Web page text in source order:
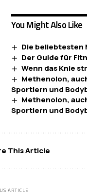
You Might Also Like
Die beliebtesten
Der Guide für
Wenn das Knie
Methenolon,
Sportlern und
Methenolon,
Sportlern und
This Article
ARTICLE